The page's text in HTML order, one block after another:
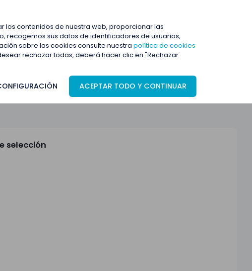
los contenidos de nuestra web, proporcionar las
recogemos sus datos de identificadores de usuarios,
sobre las cookies consulte nuestra política de cookies
rechazar todas, deberá hacer clic en "Rechazar
ACEPTAR TODO Y CONTINUAR
selección